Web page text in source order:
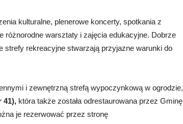
kulturalne, plenerowe koncerty, spotkania z
różnorodne warsztaty i zajęcia edukacyjne. Dobrze
strefy rekreacyjne stwarzają przyjazne warunki do
i zewnętrzną strefą wypoczynkową w ogrodzie,
41), która także została odrestaurowana przez Gminę
je rezerwować przez stronę